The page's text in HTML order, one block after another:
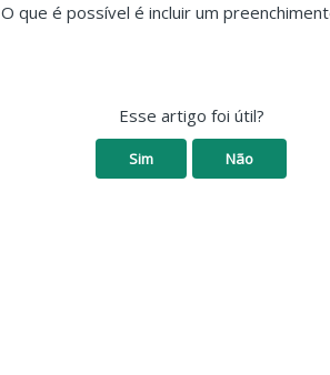
O que é possível é incluir um
Esse artigo foi útil?
Sim Não